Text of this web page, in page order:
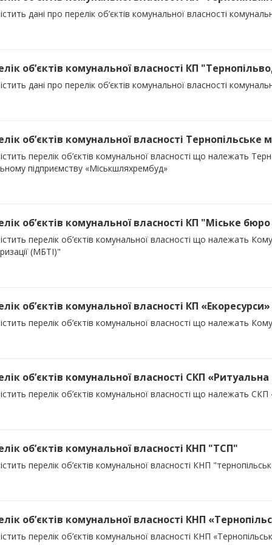
дані про перелік об’єктів комунальної власності
об’єктів комунальної власності КП
дані про перелік об’єктів комунальної власності
об’єктів комунальної власності
перелік об’єктів комунальної власності що належать
підприємству «Міськшляхрембуд»
об’єктів комунальної власності КП "Міське
перелік об’єктів комунальної власності що належать
(МБТІ)"
об’єктів комунальної власності КП «Екоресурси»
перелік об’єктів комунальної власності що належать
об’єктів комунальної власності СКП
перелік об’єктів комунальної власності що належать
об’єктів комунальної власності КНП "ТСП"
перелік об’єктів комунальної власності КНП
об’єктів комунальної власності КНП
перелік об’єктів комунальної власності КНП